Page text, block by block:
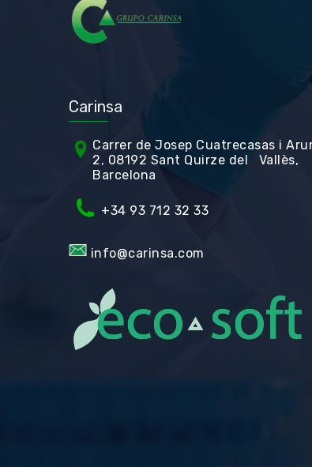
Carinsa
Carrer de Josep Cuatrecasas i
2, 08192 Sant Quirze del Vallès,
Barcelona
+34 93 712 32 33
info@carinsa.com